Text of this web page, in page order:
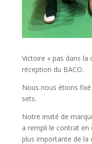
Victoire « pas dans la
réception du BACO.
Nous nous étions
sets.
Notre invité de
a rempli le contrat
plus importante de la